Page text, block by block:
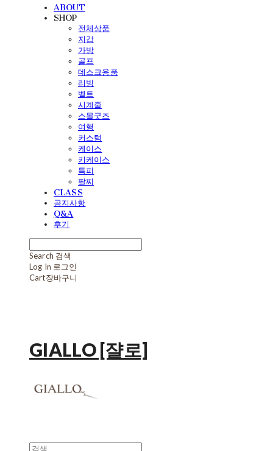
ABOUT
SHOP
전체상품
지갑
가방
골프
데스크용품
리빙
벨트
시계줄
스몰굿즈
여행
커스텀
케이스
키케이스
특피
팔찌
CLASS
공지사항
Q&A
후기
Search 검색
Log In 로그인
Cart장바구니
GIALLO [쟐로]